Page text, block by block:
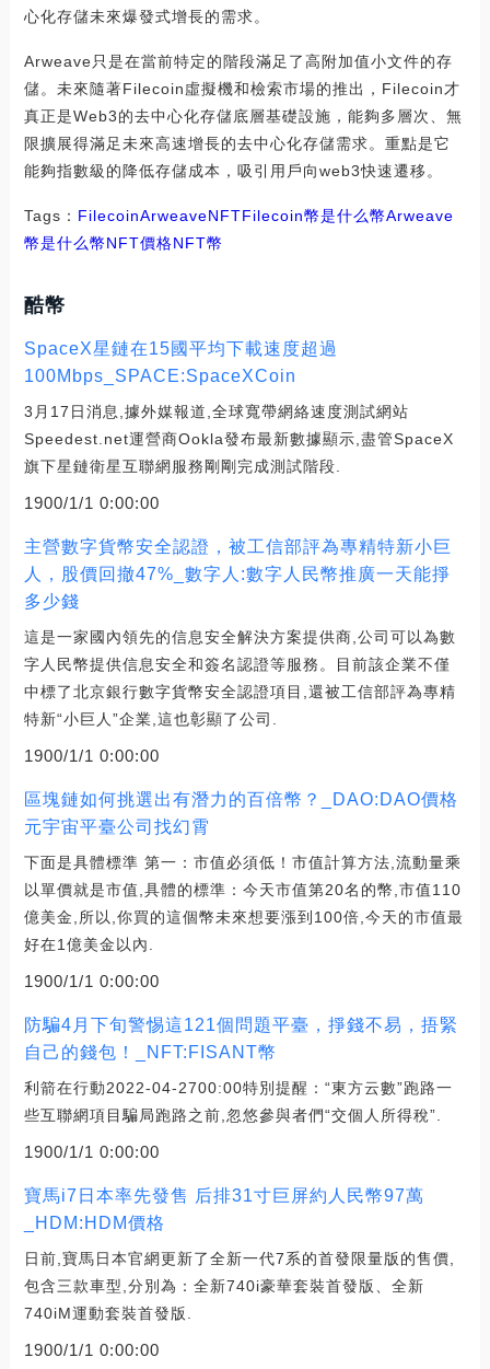
心化存儲未來爆發式增長的需求。
Arweave只是在當前特定的階段滿足了高附加值小文件的存
儲。未來隨著Filecoin虛擬機和檢索市場的推出，Filecoin才
真正是Web3的去中心化存儲底層基礎設施，能夠多層次、無
限擴展得滿足未來高速增長的去中心化存儲需求。重點是它
能夠指數級的降低存儲成本，吸引用戶向web3快速遷移。
Tags： FilecoinArweaveNFTFilecoin幣是什么幣Arweave
幣是什么幣NFT價格NFT幣
酷幣
SpaceX星鏈在15國平均下載速度超過
100Mbps_SPACE:SpaceXCoin
3月17日消息,據外媒報道,全球寬帶網絡速度測試網站
Speedest.net運營商Ookla發布最新數據顯示,盡管SpaceX
旗下星鏈衛星互聯網服務剛剛完成測試階段.
1900/1/1 0:00:00
主營數字貨幣安全認證，被工信部評為專精特新小巨
人，股價回撤47%_數字人:數字人民幣推廣一天能掙
多少錢
這是一家國內領先的信息安全解決方案提供商,公司可以為數
字人民幣提供信息安全和簽名認證等服務。目前該企業不僅
中標了北京銀行數字貨幣安全認證項目,還被工信部評為專精
特新“小巨人”企業,這也彰顯了公司.
1900/1/1 0:00:00
區塊鏈如何挑選出有潛力的百倍幣？_DAO:DAO價格
元宇宙平臺公司找幻霄
下面是具體標準 第一：市值必須低！市值計算方法,流動量乘
以單價就是市值,具體的標準：今天市值第20名的幣,市值110
億美金,所以,你買的這個幣未來想要漲到100倍,今天的市值最
好在1億美金以內.
1900/1/1 0:00:00
防騙4月下旬警惕這121個問題平臺，掙錢不易，捂緊
自己的錢包！_NFT:FISANT幣
利箭在行動2022-04-2700:00特別提醒：“東方云數”跑路一
些互聯網項目騙局跑路之前,忽悠參與者們“交個人所得稅”.
1900/1/1 0:00:00
寶馬i7日本率先發售 后排31寸巨屏約人民幣97萬
_HDM:HDM價格
日前,寶馬日本官網更新了全新一代7系的首發限量版的售價,
包含三款車型,分別為：全新740i豪華套裝首發版、全新
740iM運動套裝首發版.
1900/1/1 0:00:00